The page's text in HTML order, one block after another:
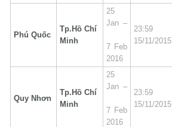
Phú Quốc
Tp.Hồ Chí
Minh
25
Jan –
7 Feb
2016
23:59
15/11/2015
Quy Nhơn
Tp.Hồ Chí
Minh
25
Jan –
7 Feb
2016
23:59
15/11/2015